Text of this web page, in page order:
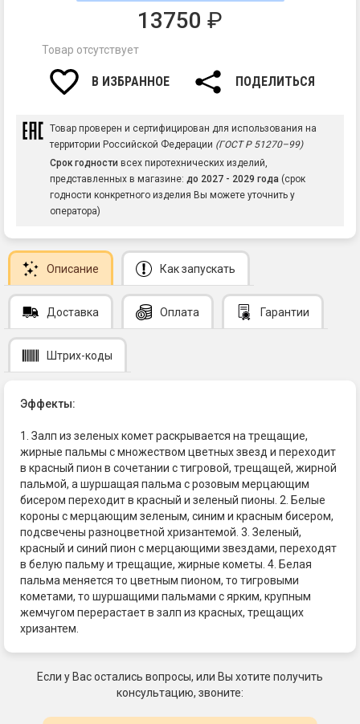
13750 ₽
Товар отсутствует
В ИЗБРАННОЕ ПОДЕЛИТЬСЯ
Товар проверен и сертифицирован для использования на
территории Российской Федерации (ГОСТ Р 51270–99)
Срок годности всех пиротехнических изделий,
представленных в магазине: до 2027 - 2029 года (срок
годности конкретного изделия Вы можете уточнить у
оператора)
Описание Как запускать
Доставка Оплата Гарантии
Штрих-коды
Эффекты:
1. Залп из зеленых комет раскрывается на трещащие,
жирные пальмы с множеством цветных звезд и переходит
в красный пион в сочетании с тигровой, трещащей, жирной
пальмой, а шуршащая пальма с розовым мерцающим
бисером переходит в красный и зеленый пионы. 2. Белые
короны с мерцающим зеленым, синим и красным бисером,
подсвечены разноцветной хризантемой. 3. Зеленый,
красный и синий пион с мерцающими звездами, переходят
в белую пальму и трещащие, жирные кометы. 4. Белая
пальма меняется то цветным пионом, то тигровыми
кометами, то шуршащими пальмами с ярким, крупным
жемчугом перерастает в залп из красных, трещащих
хризантем.
Если у Вас остались вопросы, или Вы хотите получить
консультацию, звоните: